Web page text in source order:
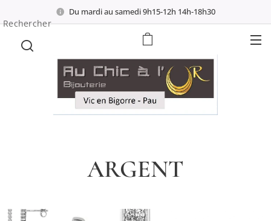
Du mardi au samedi 9h15-12h 14h-18h30
Rechercher
ARGENT